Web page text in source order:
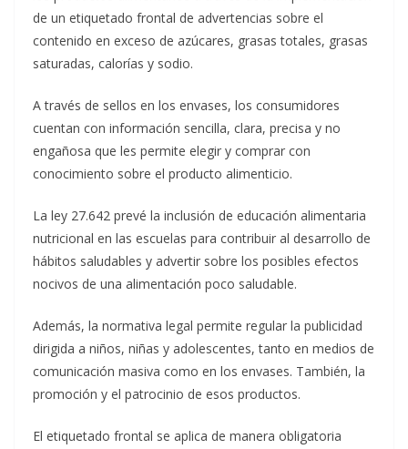
de un etiquetado frontal de advertencias sobre el
contenido en exceso de azúcares, grasas totales, grasas
saturadas, calorías y sodio.
A través de sellos en los envases, los consumidores
cuentan con información sencilla, clara, precisa y no
engañosa que les permite elegir y comprar con
conocimiento sobre el producto alimenticio.
La ley 27.642 prevé la inclusión de educación alimentaria
nutricional en las escuelas para contribuir al desarrollo de
hábitos saludables y advertir sobre los posibles efectos
nocivos de una alimentación poco saludable.
Además, la normativa legal permite regular la publicidad
dirigida a niños, niñas y adolescentes, tanto en medios de
comunicación masiva como en los envases. También, la
promoción y el patrocinio de esos productos.
El etiquetado frontal se aplica de manera obligatoria